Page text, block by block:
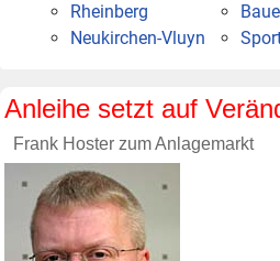
Rheinberg
Neukirchen-Vluyn
Anleihe setzt auf
Frank Hoster zum Anlagemarkt